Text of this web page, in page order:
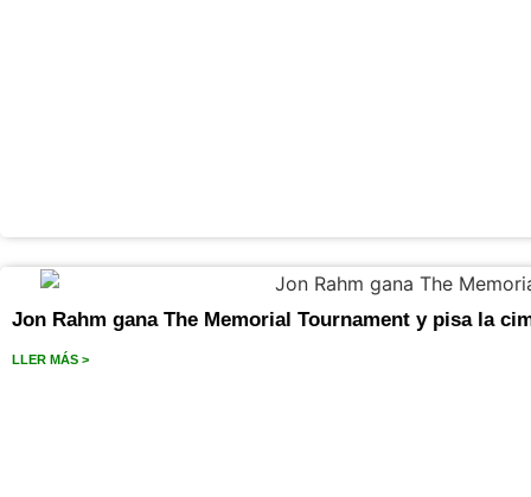
Jon Rahm gana The Memorial Tournament y pisa la
LLER MÁS >